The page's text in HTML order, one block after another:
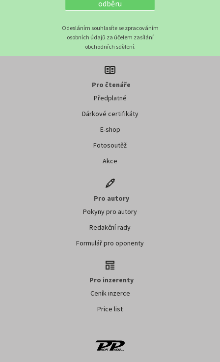
odběru
Odesláním souhlasíte se zpracováním
osobních údajů za účelem zasílání
obchodních sdělení.
Pro čtenáře
Předplatné
Dárkové certifikáty
E-shop
Fotosoutěž
Akce
Pro autory
Pokyny pro autory
Redakční rady
Formulář pro oponenty
Pro inzerenty
Ceník inzerce
Price list